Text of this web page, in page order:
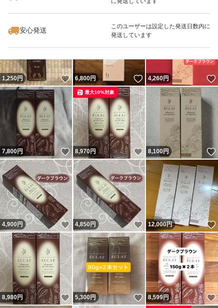
安心発送
このユーザーは設定した発送日数内に
発送しています
いいね！
2,000
1,250円 いいね！
6,800円 いいね！
4,260円
7,800円 いいね！
8,970円 いいね！
最大10%対象
8,100円
4,900円 いいね！
4,850円 いいね！
12,000円
8,980円 いいね！
5,300円 いいね！
8,599円